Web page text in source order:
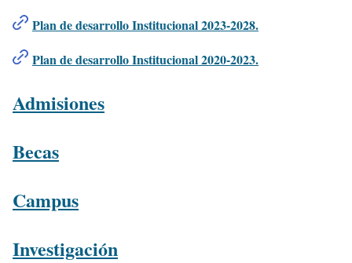
Plan de desarrollo Institucional 2023-2028.
Plan de desarrollo Institucional 2020-2023.
Admisiones
Becas
Campus
Investigación